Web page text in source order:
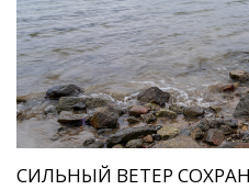
СИЛЬНЫЙ ВЕТЕР